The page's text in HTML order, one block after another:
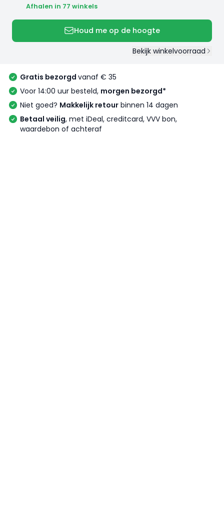
Afhalen in 77 winkels
Houd me op de hoogte
Bekijk winkelvoorraad
Gratis bezorgd vanaf € 35
Voor 14:00 uur besteld, morgen bezorgd*
Niet goed? Makkelijk retour binnen 14 dagen
Betaal veilig, met iDeal, creditcard, VVV bon,
waardebon of achteraf